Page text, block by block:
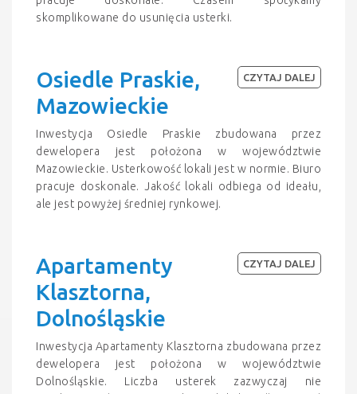
skomplikowane do usunięcia usterki.
Osiedle Praskie,
Mazowieckie
Inwestycja Osiedle Praskie zbudowana przez
dewelopera jest położona w województwie
Mazowieckie. Usterkowość lokali jest w normie. Biuro
pracuje doskonale. Jakość lokali odbiega od ideału,
ale jest powyżej średniej rynkowej.
CZYTAJ DALEJ
Apartamenty
Klasztorna,
Dolnośląskie
Inwestycja Apartamenty Klasztorna zbudowana przez
dewelopera jest położona w województwie
Dolnośląskie. Liczba usterek zazwyczaj nie
CZYTAJ DALEJ